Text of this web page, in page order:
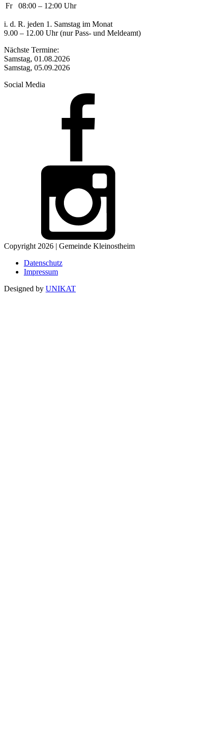
Fr
08:00 – 12:00 Uhr
i. d. R. jeden 1. Samstag im Monat
9.00 – 12.00 Uhr (nur Pass- und Meldeamt)
Nächste Termine:
Samstag, 01.08.2026
Samstag, 05.09.2026
Social Media
Copyright 2026 | Gemeinde Kleinostheim
Datenschutz
Impressum
Designed by UNIKAT